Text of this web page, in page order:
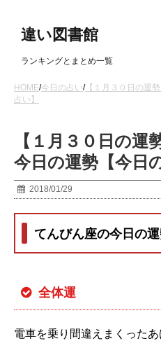
違い図書館
ランキングとまとめ一覧
HOME/今日の占い/【１月３０日の運
占い】
【１月３０日の運
今日の運勢【今日
2018/01/29
てんびん座の今日の
全体運
電車を乗り間違えまくった